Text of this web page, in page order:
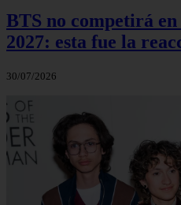
BTS no competirá
2027: esta fue la
30/07/2026